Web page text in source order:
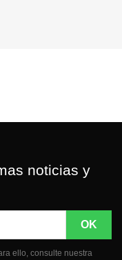
noticias y
ello, consulte nuestra